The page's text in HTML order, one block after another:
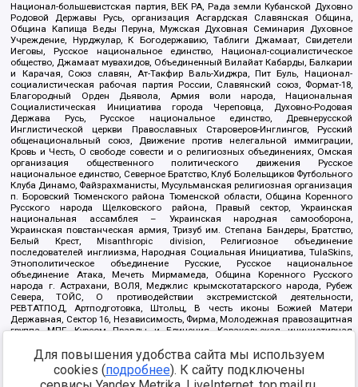
Национал-большевистская партия, ВЕК РА, Рада земли Кубанской Духовно
Родовой Державы Русь, организация Асгардская Славянская Община,
Община Капища Веды Перуна, Мужская Духовная Семинария Духовное
Учреждение, Нурджулар, К Богодержавию, Таблиги Джамаат, Свидетели
Иеговы, Русское национальное единство, Национал-социалистическое
общество, Джамаат мувахидов, Объединенный Вилайат Кабарды, Балкарии
и Карачая, Союз славян, Ат-Такфир Валь-Хиджра, Пит Буль, Национал-
социалистическая рабочая партия России, Славянский союз, Формат-18,
Благородный Орден Дьявола, Армия воли народа, Национальная
Социалистическая Инициатива города Череповца, Духовно-Родовая
Держава Русь, Русское национальное единство, Древнерусской
Инглистической церкви Православных Староверов-Инглингов, Русский
общенациональный союз, Движение против нелегальной иммиграции,
Кровь и Честь, О свободе совести и о религиозных объединениях, Омская
организация общественного политического движения Русское
национальное единство, Северное Братство, Клуб Болельщиков Футбольного
Клуба Динамо, Файзрахманисты, Мусульманская религиозная организация
п. Боровский Тюменского района Тюменской области, Община Коренного
Русского народа Щелковского района, Правый сектор, Украинская
национальная ассамблея – Украинская народная самооборона,
Украинская повстанческая армия, Тризуб им. Степана Бандеры, Братство,
Белый Крест, Misanthropic division, Религиозное объединение
последователей инглиизма, Народная Социальная Инициатива, TulaSkins,
Этнополитическое объединение Русские, Русское национальное
объединение Атака, Мечеть Мирмамеда, Община Коренного Русского
народа г. Астрахани, ВОЛЯ, Меджлис крымскотатарского народа, Рубеж
Севера, ТОЙС, О противодействии экстремистской деятельности,
РЕВТАТПОД, Артподготовка, Штольц, В честь иконы Божией Матери
Державная, Сектор 16, Независимость, Фирма, Молодежная правозащитная
группа МПГ, Курсом Правды и Единения, Каракольская инициативная
Благотворительный пансионат Ак Умут, Русская республика Русь,
Арестантское уголовное единство, Башкорт, Нация и свобода, W.H.С., Фалунь
Дафа, Иртыш Ultras, Русский Патриотический клуб-Новокузнецк/РПК,
Для повышения удобства сайта мы используем
cookies (подробнее). К сайту подключены